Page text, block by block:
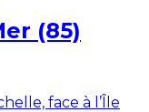
(85)
face à l’Île